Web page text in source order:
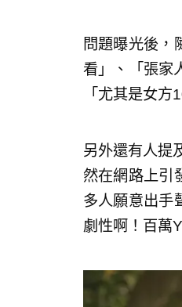
問題曝光後，
看」、「張家
「尤其是女
另外還有人提
然在網路上引
多人願意出手
劇性啊！百萬